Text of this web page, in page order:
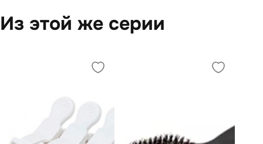
Из этой же серии